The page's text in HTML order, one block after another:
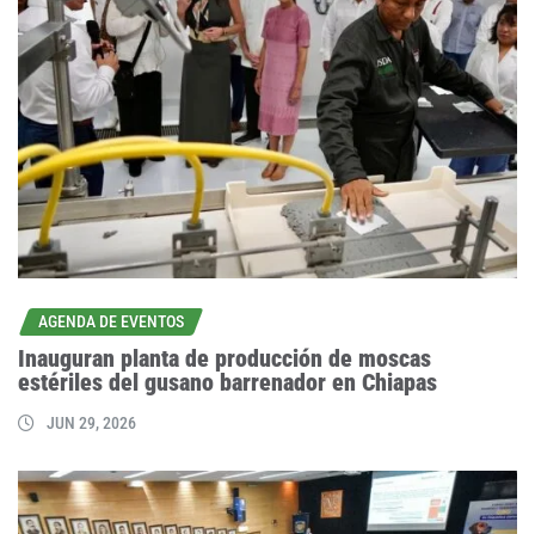
AGENDA DE EVENTOS
Inauguran planta de producción de moscas
estériles del gusano barrenador en Chiapas
JUN 29, 2026